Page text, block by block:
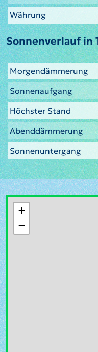
Währung
Sonnenverlauf in
Morgendämmerung
Sonnenaufgang
Höchster Stand
Abenddämmerung
Sonnenuntergang
+
−